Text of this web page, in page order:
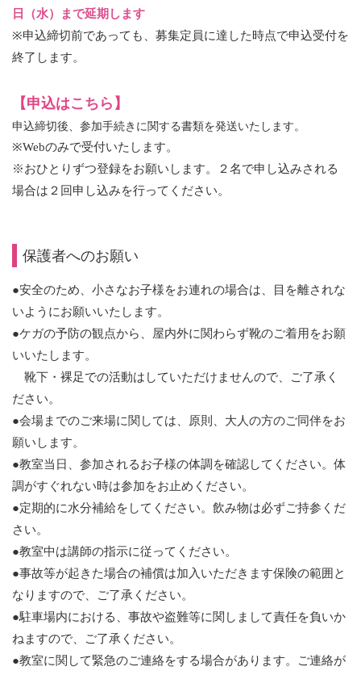
日（水）まで延期します
※申込締切前であっても、募集定員に達した時点で申込受付を
終了します。
【申込はこちら 】
申込締切後、参加手続きに関する書類を発送いたします。
※Webのみで受付いたします。
※おひとりずつ登録をお願いします。２名で申し込みされる
場合は２回申し込みを行ってください。
保護者へのお願い
●安全のため、小さなお子様をお連れの場合は、目を離されな
いようにお願いいたします。
●ケガの予防の観点から、屋内外に関わらず靴のご着用をお願
いいたします。
靴下・裸足での活動はしていただけませんので、ご了承く
ださい。
●会場までのご来場に関しては、原則、大人の方のご同伴をお
願いします。
●教室当日、参加されるお子様の体調を確認してください。体
調がすぐれない時は参加をお止めください。
●定期的に水分補給をしてください。飲み物は必ずご持参くだ
さい。
●教室中は講師の指示に従ってください。
●事故等が起きた場合の補償は加入いただきます保険の範囲と
なりますので、ご了承ください。
●駐車場内における、事故や盗難等に関しまして責任を負いか
ねますので、ご了承ください。
●教室に関して緊急のご連絡をする場合があります。ご連絡が